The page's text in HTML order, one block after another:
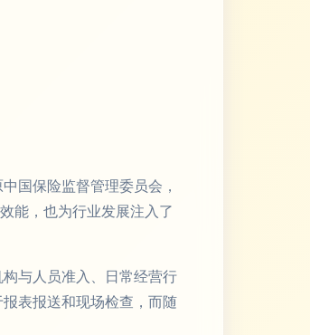
国保险监督管理委员会，
能，也为行业发展注入了
与人员准入、日常经营行
表报送和现场检查，而随